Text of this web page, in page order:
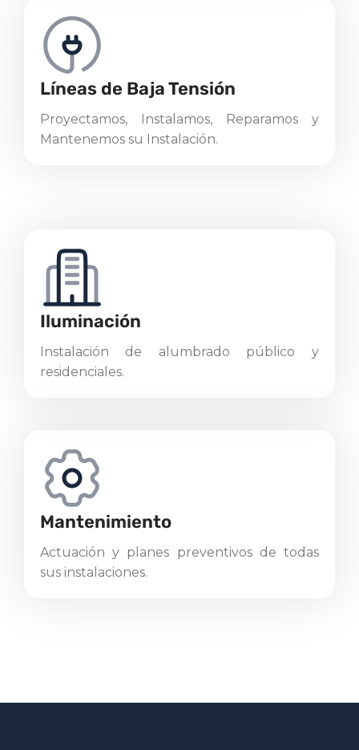
Líneas de Baja Tensión
Proyectamos, Instalamos, Reparamos y
Mantenemos su Instalación.
Iluminación
Instalación de alumbrado público y
residenciales.
Mantenimiento
Actuación y planes preventivos de todas
sus instalaciones.